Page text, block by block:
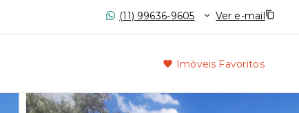
(11) 99636-9605 Ver e-mail
Imóveis Favoritos